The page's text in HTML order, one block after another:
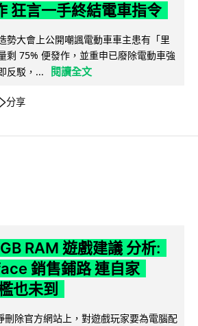
狂言一手終結電車指令
勢大會上公開嘲諷電動車車主患有「里
剩 75% 便發作，並重申已廢除電動車強
反駁，...
閱讀全文
分享
RAM 遊戲建議 分析:
銷售鋪路 連自家
也未到
除官方網站上，對遊戲玩家要為電腦配